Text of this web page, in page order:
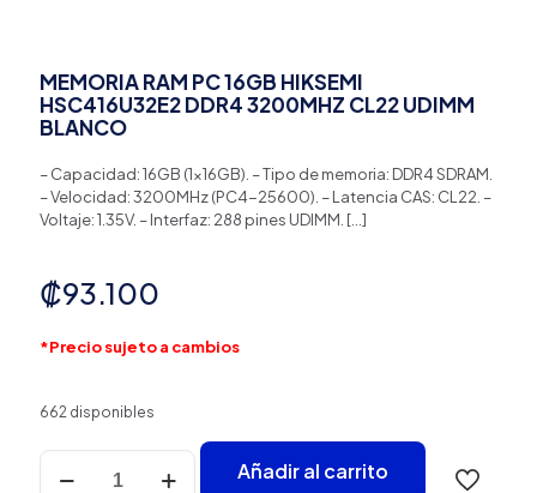
MEMORIA RAM PC 16GB HIKSEMI
HSC416U32E2 DDR4 3200MHZ CL22 UDIMM
BLANCO
– Capacidad: 16GB (1×16GB). – Tipo de memoria: DDR4 SDRAM.
– Velocidad: 3200MHz (PC4-25600). – Latencia CAS: CL22. –
Voltaje: 1.35V. – Interfaz: 288 pines UDIMM. […]
₡93.100
*Precio sujeto a cambios
662 disponibles
MEMORIA
RAM
Añadir al carrito